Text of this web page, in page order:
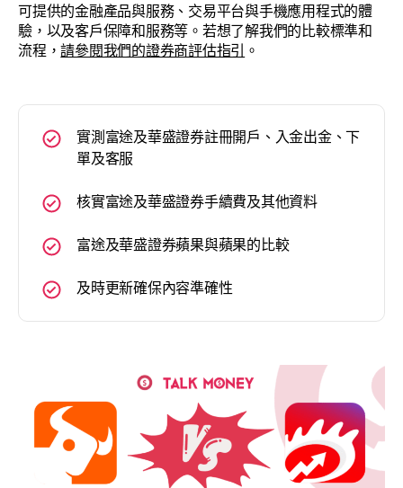
可提供的金融產品與服務、交易平台與手機應用程式的體
驗，以及客戶保障和服務等。若想了解我們的比較標準和
流程，請參閱我們的證券商評估指引 。
實測富途及華盛證券註冊開戶、入金出金、下
單及客服
核實富途及華盛證券手續費及其他資料
富途及華盛證券蘋果與蘋果的比較
及時更新確保內容準確性